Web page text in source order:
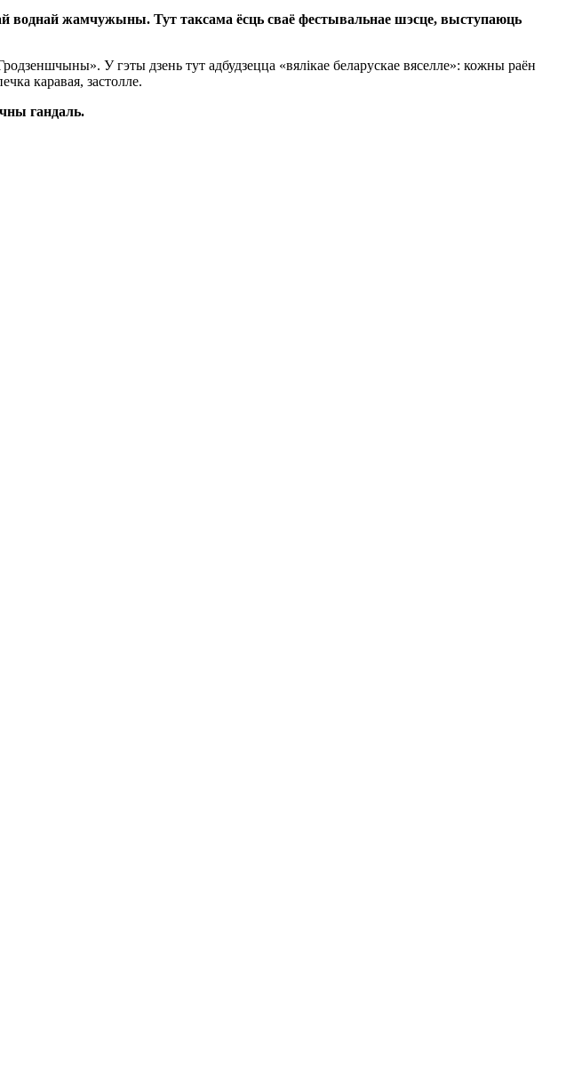
воднай жамчужыны. Тут таксама ёсць сваё фестывальнае шэсце, выступаюць
У гэты дзень тут адбудзецца «вялікае беларускае вяселле»: кожны раён
каравая, застолле.
гандаль.